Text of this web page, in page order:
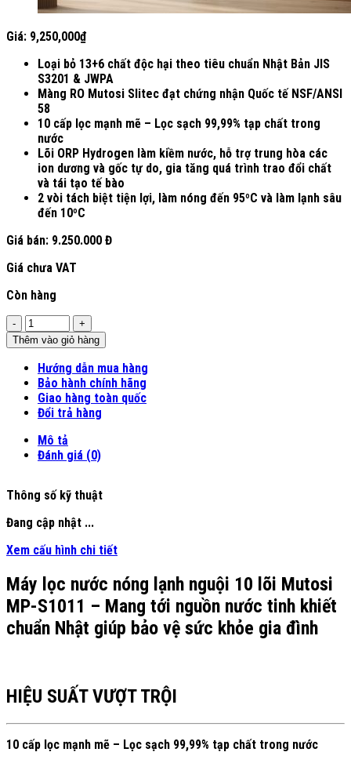
Giá: 9,250,000₫
Loại bỏ 13+6 chất độc hại theo tiêu chuẩn Nhật Bản JIS
S3201 & JWPA
Màng RO Mutosi Slitec đạt chứng nhận Quốc tế NSF/ANSI
58
10 cấp lọc mạnh mẽ – Lọc sạch 99,99% tạp chất trong
nước
Lõi ORP Hydrogen làm kiềm nước, hỗ trợ trung hòa các
ion dương và gốc tự do, gia tăng quá trình trao đổi chất
và tái tạo tế bào
2 vòi tách biệt tiện lợi, làm nóng đến 95ºC và làm lạnh sâu
đến 10ºC
Giá bán: 9.250.000 Đ
Giá chưa VAT
Còn hàng
Số
lượng
Thêm vào giỏ hàng
Hướng dẫn mua hàng
Bảo hành chính hãng
Giao hàng toàn quốc
Đổi trả hàng
Mô tả
Đánh giá (0)
Thông số kỹ thuật
Đang cập nhật ...
Xem cấu hình chi tiết
Máy lọc nước nóng lạnh nguội 10 lõi Mutosi
MP-S1011 – Mang tới nguồn nước tinh khiết
chuẩn Nhật giúp bảo vệ sức khỏe gia đình
HIỆU SUẤT VƯỢT TRỘI
10 cấp lọc mạnh mẽ – Lọc sạch 99,99% tạp chất trong nước